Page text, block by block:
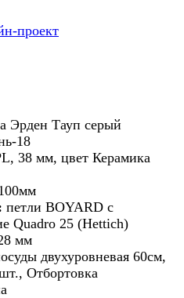
проект
Тауп серый
18
38 мм, цвет Керамика
петли BOYARD с
Quadro 25 (Hettich)
мм
двухуровневая 60см,
Отбортовка